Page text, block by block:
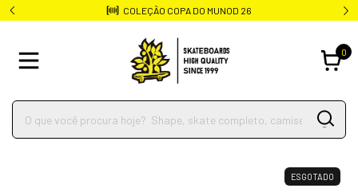
COLEÇÃO COPA DO MUNOD 26
0
ESGOTADO